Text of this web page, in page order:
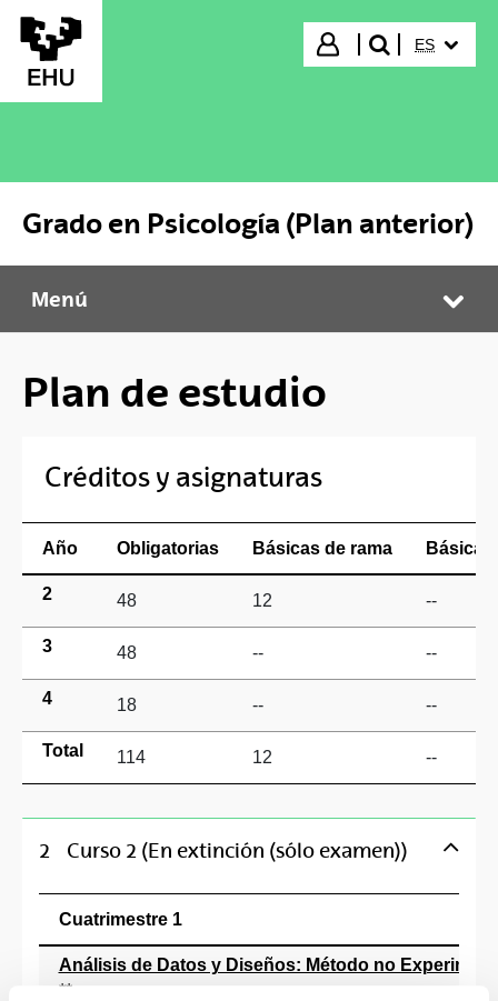
Saltar al contenido principal
Iniciar sesión
buscar"
ES
Grado en Psicología (Plan anterior)
Grado en Psicología (Plan anterior)
Menú
Plan de estudio
Créditos y asignaturas
Año Obligatorias Básicas de rama
2 48 12 --
3 48 -- --
4 18 -- --
Total 114 12 --
2 Curso 2 (En extinción (sólo examen))
Cuatrimestre 1
Análisis de Datos y Diseños: Método no
**